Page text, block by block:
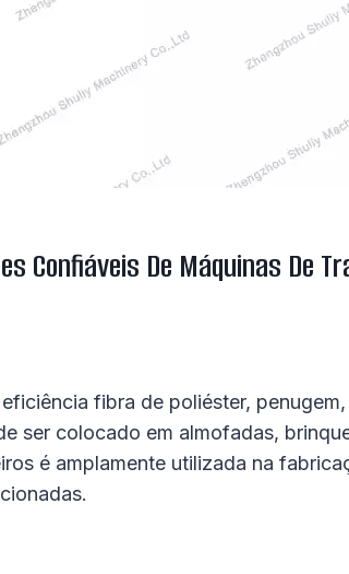
Confiáveis ​​de Máquinas De
fibra de poliéster,
ser colocado em almofadas,
é amplamente utilizada na